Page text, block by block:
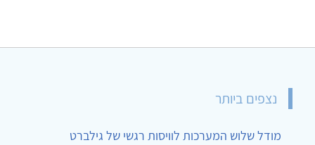
נצפים ביותר
מודל שלוש המערכות לוויסות רגשי של גילברט